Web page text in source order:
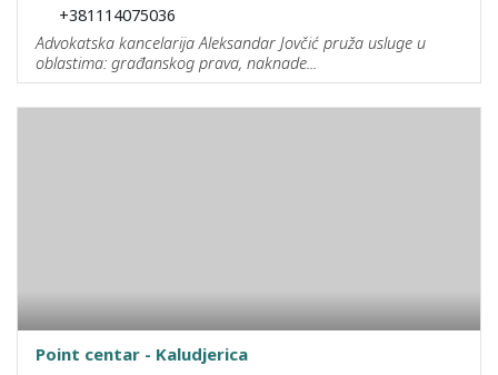
+381114075036
Advokatska kancelarija Aleksandar Jovčić pruža usluge u
oblastima: građanskog prava, naknade...
Point centar - Kaludjerica